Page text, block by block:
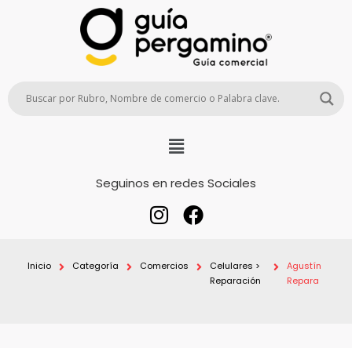
Seguinos en redes Sociales
Inicio Categoría Comercios
Celulares >
Reparación
Agustín
Repara